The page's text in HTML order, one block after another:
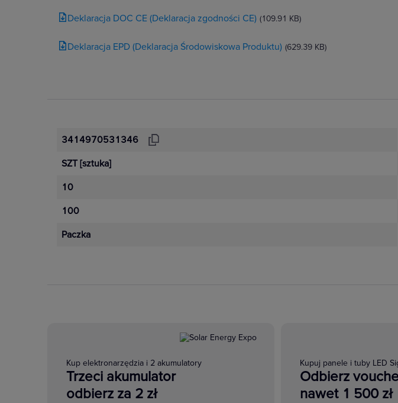
Deklaracja DOC CE (Deklaracja zgodności CE) (109.91 KB)
Deklaracja EPD (Deklaracja Środowiskowa Produktu) (629.39 KB)
3414970531346
SZT [sztuka]
10
100
Paczka
Kup elektronarzędzia i 2 akumulatory
Trzeci akumulator
odbierz za 2 zł
Kupuj panele i tuby LED
Odbierz
nawet 1 500 zł